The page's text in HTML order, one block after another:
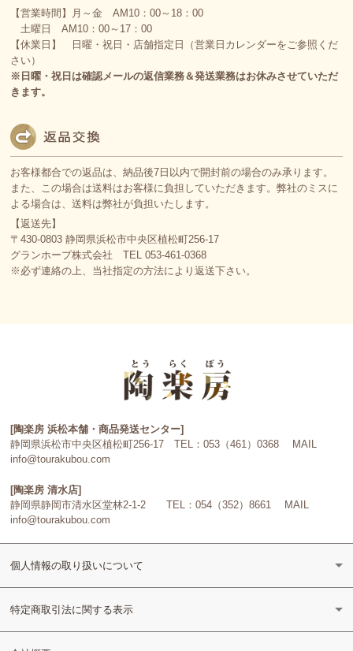
【営業時間】月～金 AM10：00～18：00
土曜日 AM10：00～17：00
【休業日】 日曜・祝日・店舗指定日（営業日カレンダーをご参照くだ
さい）
※日曜・祝日は確認メールの返信業務＆発送業務はお休みさせていただ
きます。
お客様都合での返品は、納品後7日以内で開封前の場合のみ承ります。
また、この場合は送料はお客様に負担していただきます。弊社のミスに
よる場合は、送料は弊社が負担いたします。
【返送先】
〒430-0803 静岡県浜松市中央区植松町256-17
グランホープ株式会社 TEL 053-461-0368
※必ず連絡の上、当社指定の方法により返送下さい。
[陶楽房 浜松本舗・商品発送センター]
静岡県浜松市中央区植松町256-17 TEL：053（461）0368 MAIL
info@tourakubou.com
[陶楽房 清水店]
静岡県静岡市清水区堂林2-1-2 TEL：054（352）8661 MAIL
info@tourakubou.com
個人情報の取り扱いについて
特定商取引法に関する表示